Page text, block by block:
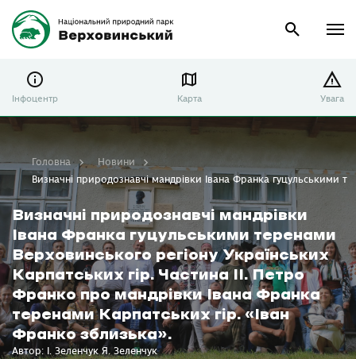
Інфоцентр Карта Увага
Визначні природознавчі мандрівки
Івана Франка гуцульськими теренами
Верховинського регіону Українських
Карпатських гір. Частина ІІ. Петро
Франко про мандрівки Івана Франка
теренами Карпатських гір. «Іван
Франко зблизька».
Автор: І. Зеленчук Я. Зеленчук
Головна
Новини
Визначні природознавчі мандрівки Івана Франка гуцульськими